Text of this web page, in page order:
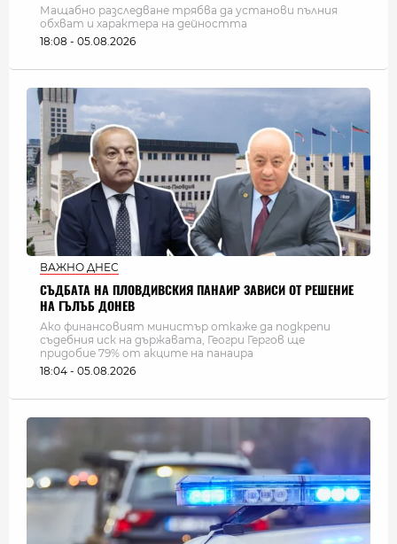
Мащабно разследване трябва да установи пълния
обхват и характера на дейността
18:08 - 05.08.2026
ВАЖНО ДНЕС
СЪДБАТА НА ПЛОВДИВСКИЯ ПАНАИР ЗАВИСИ ОТ РЕШЕНИЕ
НА ГЪЛЪБ ДОНЕВ
Ако финансовият министър откаже да подкрепи
съдебния иск на държавата, Геогри Гергов ще
придобие 79% от акците на панаира
18:04 - 05.08.2026